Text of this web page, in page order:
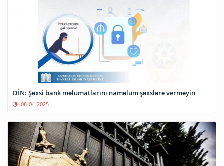
DİN: Şəxsi bank məlumatlarını naməlum şəxslərə verməyin
08-04-2025